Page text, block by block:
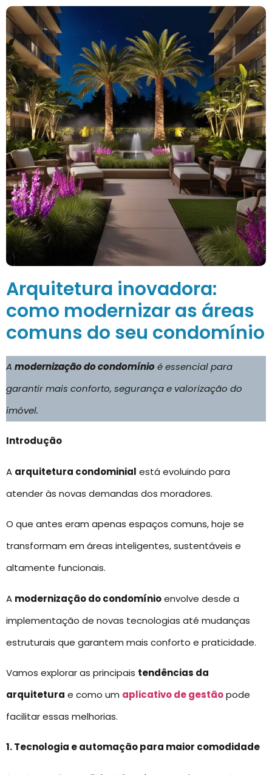
Arquitetura inovadora:
como modernizar as áreas
comuns do seu condomínio
A modernização do condomínioé essencial para
garantir mais conforto, segurança e valorização do
imóvel.
Introdução
A arquitetura condominial está evoluindo para
atender às novas demandas dos moradores.
O que antes eram apenas espaços comuns, hoje se
transformam em áreas inteligentes, sustentáveis e
altamente funcionais.
A modernização do condomínioenvolve desde a
implementação de novas tecnologias até mudanças
estruturais que garantem mais conforto e praticidade.
Vamos explorar as principais tendências da
arquitetura e como um aplicativo de gestãopode
facilitar essas melhorias.
1. Tecnologia e automação para maior comodidade